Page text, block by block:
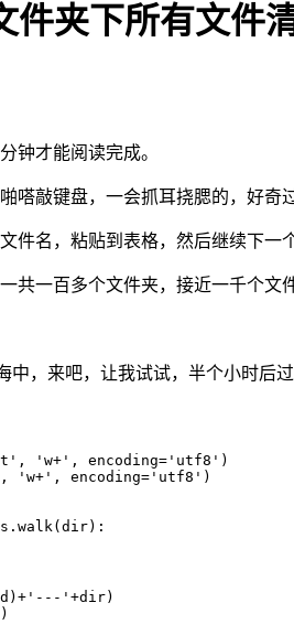
件夹下所有文件
钟才能阅读完成。
嗒敲键盘，一会抓耳挠腮的，好
件名，粘贴到表格，然后继续下一
共一百多个文件夹，接近一千个
中，来吧，让我试试，半个小时后